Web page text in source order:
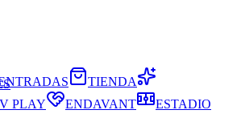
TIENDA
V PLAY ENDAVANT ESTADIO